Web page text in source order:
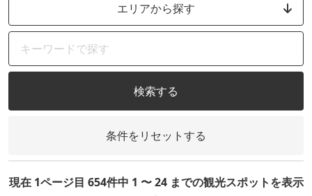
エリアから探す
検索する
条件をリセットする
現在 1ページ目 654件中 1 〜 24 までの観光スポットを表示